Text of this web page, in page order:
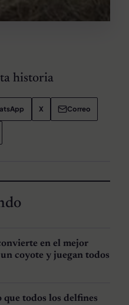
historia
X Correo
en el mejor
coyote y juegan todos
que todos los delfines